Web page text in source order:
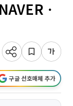
ㆍ
구글 선호매체 추가